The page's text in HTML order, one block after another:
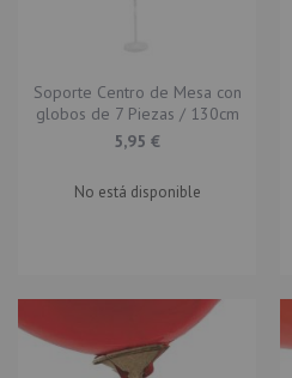
Soporte Centro de Mesa con
globos de 7 Piezas / 130cm
5,95 €
No está disponible